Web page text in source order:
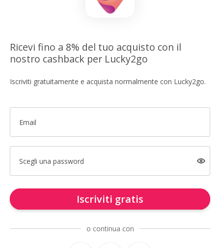
Ricevi fino a 8% del tuo acquisto con il
nostro cashback per Lucky2go
Iscriviti gratuitamente e acquista normalmente con Lucky2go.
Email
Scegli una password
Iscriviti gratis
o continua con